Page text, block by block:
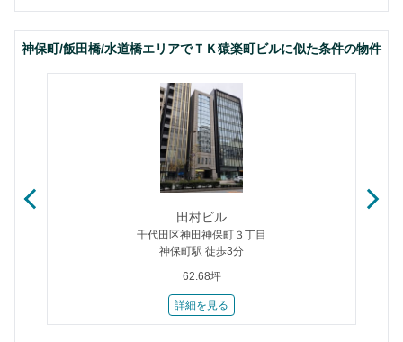
神保町/飯田橋/水道橋エリアでＴＫ猿楽町ビルに似た条件の物件
田村ビル
千代田区神田神保町３丁目
神保町駅 徒歩3分
62.68坪
詳細を見る